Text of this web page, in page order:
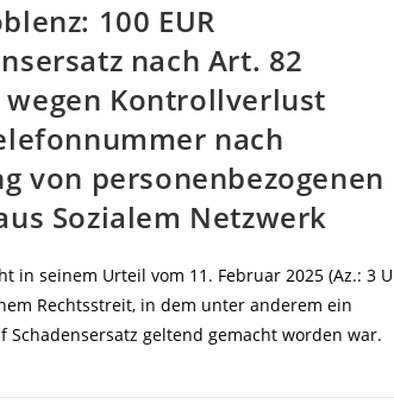
100 EUR
nach Art. 82
wegen Kontrollverlust
nach
von personenbezogenen
Sozialem Netzwerk
in seinem Urteil vom 11. Februar 2025 (Az.: 3 U
Rechtsstreit, in dem unter anderem ein
Schadensersatz geltend gemacht worden war.